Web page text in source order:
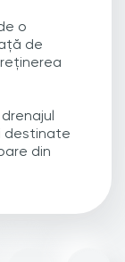
o
de
destinate
din